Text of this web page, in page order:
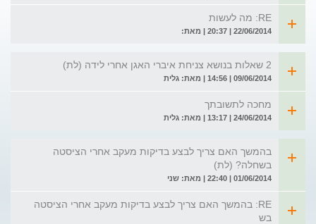
RE: מה לעשות
22/06/2014 | 20:37 | מאת:
2 שאלות בנושא צניחת איברי האגן אחרי לידה (לת)
09/06/2014 | 14:56 | מאת: גלית
מחכה לתשובתך
24/06/2014 | 13:17 | מאת: גלית
בהמשך האם צריך לבצע בדיקות מעקב אחרי הציסטה
בשחלה? (לת)
01/06/2014 | 22:40 | מאת: שני
RE: בהמשך האם צריך לבצע בדיקות מעקב אחרי הציסטה
בש